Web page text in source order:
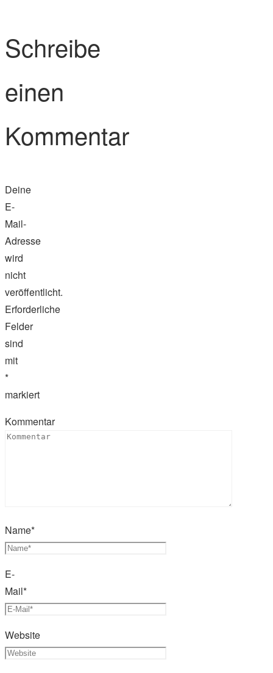
Schreibe
einen
Kommentar
Deine
E-
Mail-
Adresse
wird
nicht
veröffentlicht.
Erforderliche
Felder
sind
mit
*
markiert
Kommentar
Name*
E-
Mail*
Website